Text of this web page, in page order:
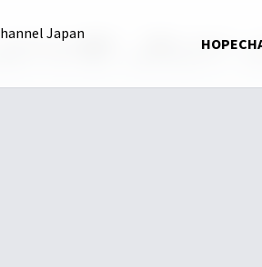
HopeChannel動画
「明日へのEXIT」